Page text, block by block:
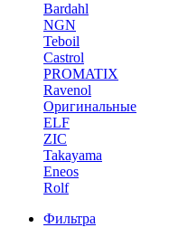
Bardahl
NGN
Teboil
Castrol
PROMATIX
Ravenol
Оригинальные
ELF
ZIC
Takayama
Eneos
Rolf
Фильтра